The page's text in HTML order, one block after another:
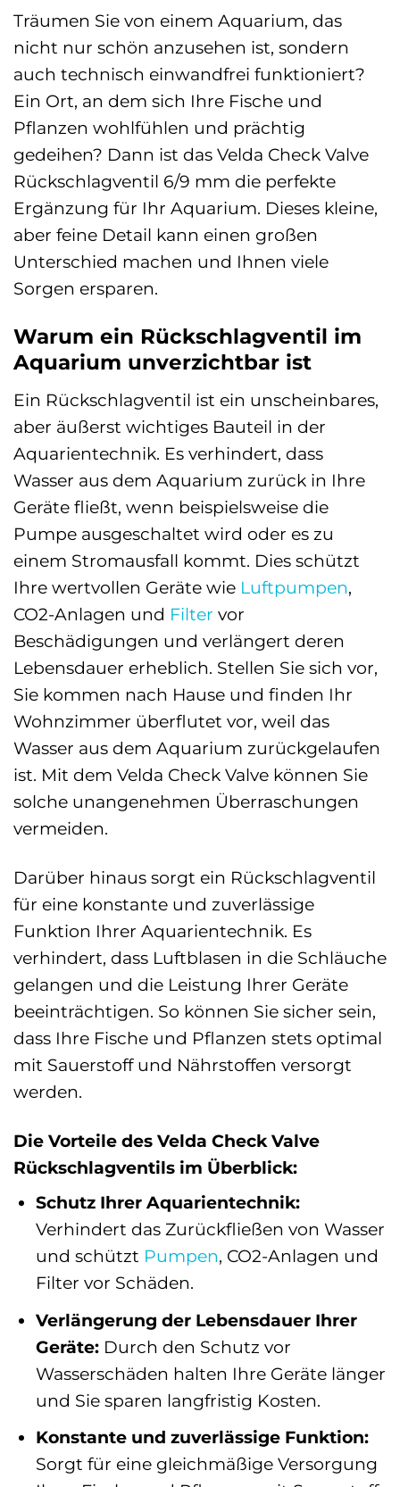
Träumen Sie von einem Aquarium, das
nicht nur schön anzusehen ist, sondern
auch technisch einwandfrei funktioniert?
Ein Ort, an dem sich Ihre Fische und
Pflanzen wohlfühlen und prächtig
gedeihen? Dann ist das Velda Check Valve
Rückschlagventil 6/9 mm die perfekte
Ergänzung für Ihr Aquarium. Dieses kleine,
aber feine Detail kann einen großen
Unterschied machen und Ihnen viele
Sorgen ersparen.
Warum ein Rückschlagventil im
Aquarium unverzichtbar ist
Ein Rückschlagventil ist ein unscheinbares,
aber äußerst wichtiges Bauteil in der
Aquarientechnik. Es verhindert, dass
Wasser aus dem Aquarium zurück in Ihre
Geräte fließt, wenn beispielsweise die
Pumpe ausgeschaltet wird oder es zu
einem Stromausfall kommt. Dies schützt
Ihre wertvollen Geräte wie Luftpumpen,
CO2-Anlagen und Filter vor
Beschädigungen und verlängert deren
Lebensdauer erheblich. Stellen Sie sich vor,
Sie kommen nach Hause und finden Ihr
Wohnzimmer überflutet vor, weil das
Wasser aus dem Aquarium zurückgelaufen
ist. Mit dem Velda Check Valve können Sie
solche unangenehmen Überraschungen
vermeiden.
Darüber hinaus sorgt ein Rückschlagventil
für eine konstante und zuverlässige
Funktion Ihrer Aquarientechnik. Es
verhindert, dass Luftblasen in die Schläuche
gelangen und die Leistung Ihrer Geräte
beeinträchtigen. So können Sie sicher sein,
dass Ihre Fische und Pflanzen stets optimal
mit Sauerstoff und Nährstoffen versorgt
werden.
Die Vorteile des Velda Check Valve
Rückschlagventils im Überblick:
Schutz Ihrer Aquarientechnik:
Verhindert das Zurückfließen von Wasser
und schützt Pumpen, CO2-Anlagen und
Filter vor Schäden.
Verlängerung der Lebensdauer Ihrer
Geräte:Durch den Schutz vor
Wasserschäden halten Ihre Geräte länger
und Sie sparen langfristig Kosten.
Konstante und zuverlässige Funktion:
Sorgt für eine gleichmäßige Versorgung